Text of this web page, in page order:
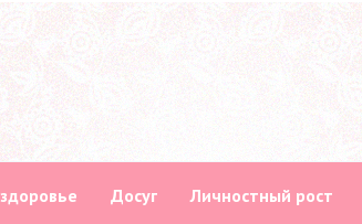
Досуг Личностный рост